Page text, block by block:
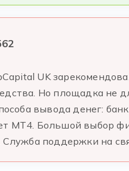
UK
Но площадка не
вывода денег:
МТ4. Большой выбор
Служба поддержки на